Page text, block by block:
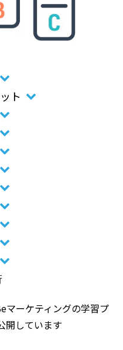
ト
マーケティングの学習プ
開しています